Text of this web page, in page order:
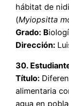
hábitat de
(Myiopsitta
Grado: B
Dirección:
30.
Título:
alimentaria
agua en